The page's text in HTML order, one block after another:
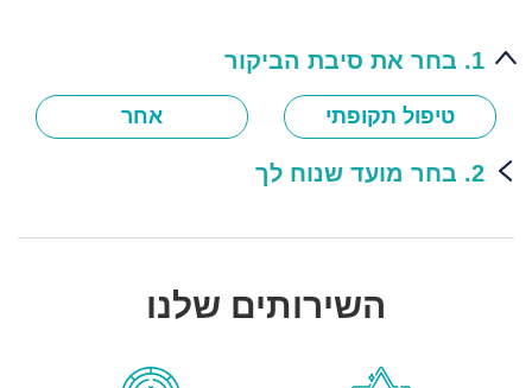
1. בחר את סיבת הביקור
טיפול תקופתי אחר
2. בחר מועד שנוח לך
השירותים שלנו